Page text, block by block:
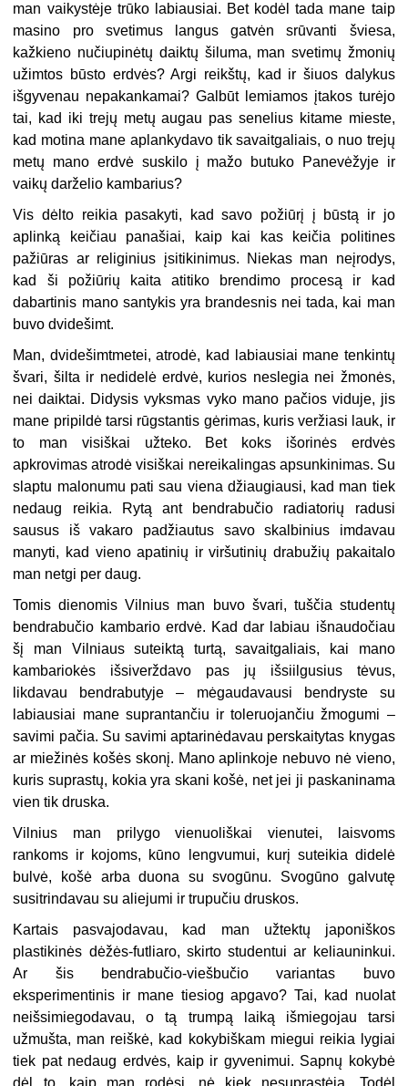
man vaikystėje trūko labiausiai. Bet kodėl tada mane taip
masino pro svetimus langus gatvėn srūvanti šviesa,
kažkieno nučiupinėtų daiktų šiluma, man svetimų žmonių
užimtos būsto erdvės? Argi reikštų, kad ir šiuos dalykus
išgyvenau nepakankamai? Galbūt lemiamos įtakos turėjo
tai, kad iki trejų metų augau pas senelius kitame mieste,
kad motina mane aplankydavo tik savaitgaliais, o nuo trejų
metų mano erdvė suskilo į mažo butuko Panevėžyje ir
vaikų darželio kambarius?
Vis dėlto reikia pasakyti, kad savo požiūrį į būstą ir jo
aplinką keičiau panašiai, kaip kai kas keičia politines
pažiūras ar religinius įsitikinimus. Niekas man neįrodys,
kad ši požiūrių kaita atitiko brendimo procesą ir kad
dabartinis mano santykis yra brandesnis nei tada, kai man
buvo dvidešimt.
Man, dvidešimtmetei, atrodė, kad labiausiai mane tenkintų
švari, šilta ir nedidelė erdvė, kurios neslegia nei žmonės,
nei daiktai. Didysis vyksmas vyko mano pačios viduje, jis
mane pripildė tarsi rūgstantis gėrimas, kuris veržiasi lauk, ir
to man visiškai užteko. Bet koks išorinės erdvės
apkrovimas atrodė visiškai nereikalingas apsunkinimas. Su
slaptu malonumu pati sau viena džiaugiausi, kad man tiek
nedaug reikia. Rytą ant bendrabučio radiatorių radusi
sausus iš vakaro padžiautus savo skalbinius imdavau
manyti, kad vieno apatinių ir viršutinių drabužių pakaitalo
man netgi per daug.
Tomis dienomis Vilnius man buvo švari, tuščia studentų
bendrabučio kambario erdvė. Kad dar labiau išnaudočiau
šį man Vilniaus suteiktą turtą, savaitgaliais, kai mano
kambariokės išsiverždavo pas jų išsiilgusius tėvus,
likdavau bendrabutyje – mėgaudavausi bendryste su
labiausiai mane suprantančiu ir toleruojančiu žmogumi –
savimi pačia. Su savimi aptarinėdavau perskaitytas knygas
ar miežinės košės skonį. Mano aplinkoje nebuvo nė vieno,
kuris suprastų, kokia yra skani košė, net jei ji paskaninama
vien tik druska.
Vilnius man prilygo vienuoliškai vienutei, laisvoms
rankoms ir kojoms, kūno lengvumui, kurį suteikia didelė
bulvė, košė arba duona su svogūnu. Svogūno galvutę
susitrindavau su aliejumi ir trupučiu druskos.
Kartais pasvajodavau, kad man užtektų japoniškos
plastikinės dėžės-futliaro, skirto studentui ar keliauninkui.
Ar šis bendrabučio-viešbučio variantas buvo
eksperimentinis ir mane tiesiog apgavo? Tai, kad nuolat
neišsimiegodavau, o tą trumpą laiką išmiegojau tarsi
užmušta, man reiškė, kad kokybiškam miegui reikia lygiai
tiek pat nedaug erdvės, kaip ir gyvenimui. Sapnų kokybė